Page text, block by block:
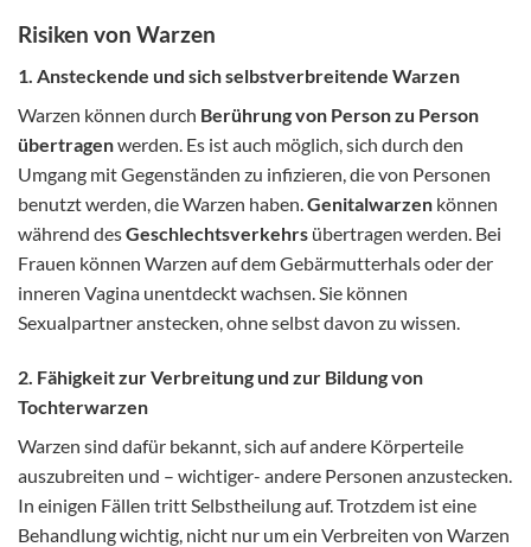
Risiken von Warzen
1. Ansteckende und sich selbstverbreitende Warzen
Warzen können durch Berührung von Person zu Person
übertragenwerden. Es ist auch möglich, sich durch den
Umgang mit Gegenständen zu infizieren, die von Personen
benutzt werden, die Warzen haben. Genitalwarzen können
während desGeschlechtsverkehrs übertragen werden. Bei
Frauen können Warzen auf dem Gebärmutterhals oder der
inneren Vagina unentdeckt wachsen. Sie können
Sexualpartner anstecken, ohne selbst davon zu wissen.
2. Fähigkeit zur Verbreitung und zur Bildung von
Tochterwarzen
Warzen sind dafür bekannt, sich auf andere Körperteile
auszubreiten und – wichtiger- andere Personen anzustecken.
In einigen Fällen tritt Selbstheilung auf. Trotzdem ist eine
Behandlung wichtig, nicht nur um ein Verbreiten von Warzen